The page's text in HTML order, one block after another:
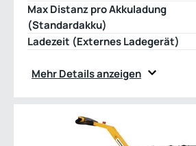
Max Distanz pro Akkuladung
(Standardakku)
Ladezeit (Externes Ladegerät)
Mehr Details anzeigen